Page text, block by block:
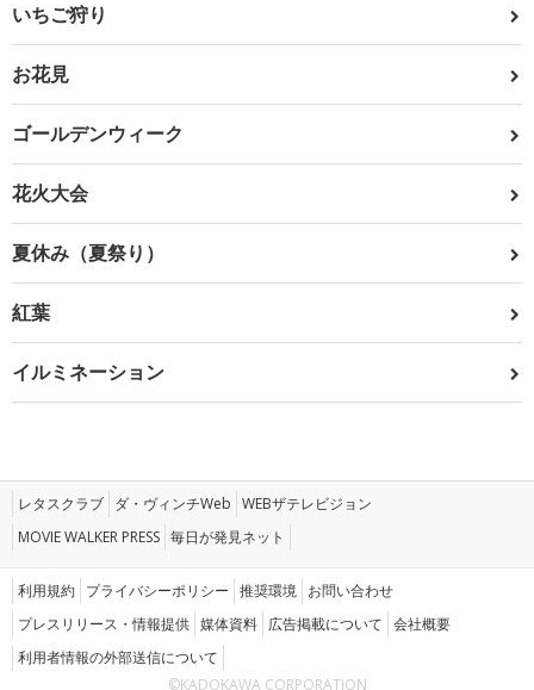
いちご狩り
お花見
ゴールデンウィーク
花火大会
夏休み（夏祭り）
紅葉
イルミネーション
レタスクラブ ダ・ヴィンチWeb WEBザテレビジョン
MOVIE WALKER PRESS 毎日が発見ネット
利用規約 プライバシーポリシー 推奨環境 お問い合わせ
プレスリリース・情報提供 媒体資料 広告掲載について 会社概要
利用者情報の外部送信について
©KADOKAWA CORPORATION